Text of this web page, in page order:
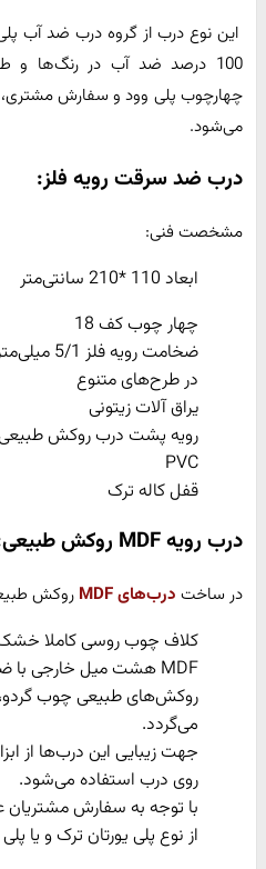
این نوع درب از گروه درب ضد آب
100 درصد ضد آب در رنگ‌ها
چهارچوب پلی وود و سفارش
می‌شود.
درب ضد سرقت رویه فلز:
مشخصت فنی:
ابعاد 110 *210 سانتی‌متر
چهار چوب کف 18
ضخامت رویه فلز 5/1 میلی‌متر یا 1 میلی‌متر
در طرح‌های متنوع
یراق آلات زیتونی
PVC
قفل کاله ترک
درب رویهMDF روکش
در ساخت درب‌های MDF روکش
کلاف چوب روسی کاملا
MDF هشت میل خارجی با ضخامت 5 یا 8 میلی‌متر
روکش‌های طبیعی چوب گردو،
می‌گردد.
روی درب استفاده می‌شود.
با توجه به سفارش
از نوع پلی یورتان ترک و یا